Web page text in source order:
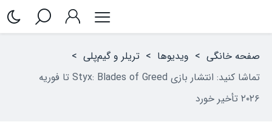
صفحه خانگی > ویدیوها > تریلر و گیم‌پلی >
تماشا کنید: انتشار بازی Styx: Blades of Greed تا فوریه
۲۰۲۶ تأخیر خورد